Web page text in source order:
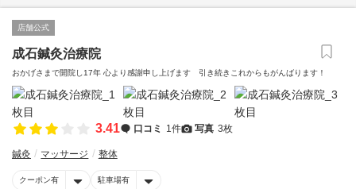
店舗公式
成石鍼灸治療院
おかげさまで開院し17年 心より感謝申し上げます 引き続きこれからもがんばります！
3.41 口コミ 1件 写真 3枚
鍼灸 マッサージ 整体
クーポン有 駐車場有